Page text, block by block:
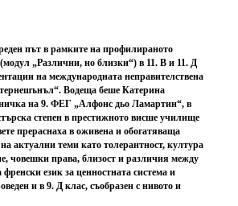
път в рамките на профилираното
„Различни, но близки“) в 11. В и 11. Д
на международната неправителствена
Водеща беше Катерина
на 9. ФЕГ „Алфонс дьо Ламартин“, в
степен в престижното висше училище
прераснаха в оживена и обогатяваща
актуални теми като толерантност, култура
човешки права, близост и различия между
език за ценностната система и
и в 9. Д клас, съобразен с нивото и